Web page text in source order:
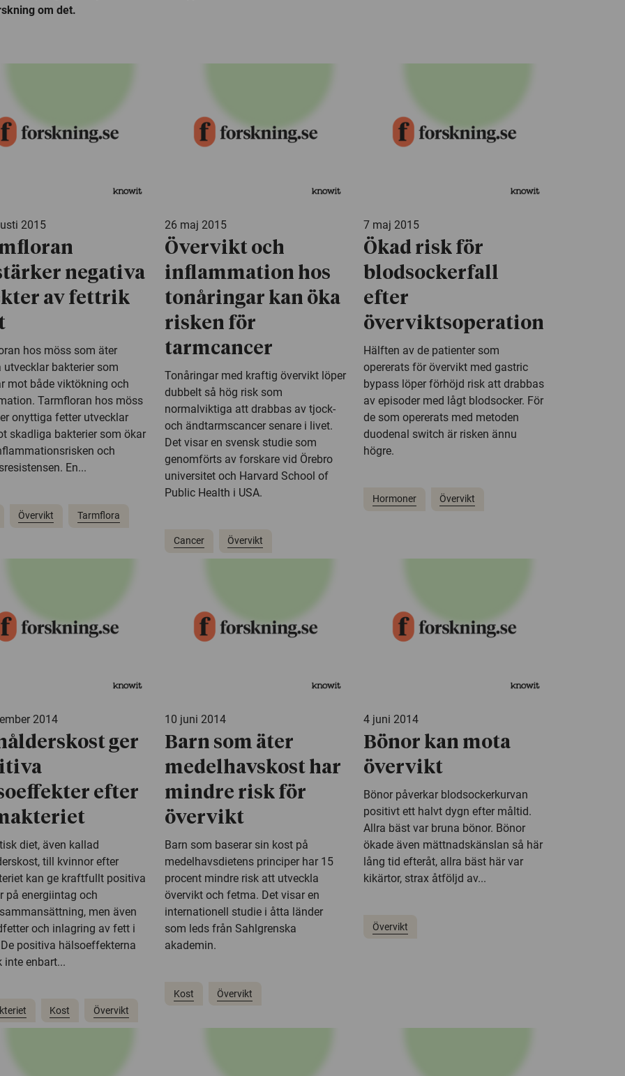
om det.
2015
negativa
av fettrik
hos möss som äter
utvecklar bakterier som
mot både viktökning och
Tarmfloran hos möss
onyttiga fetter utvecklar
skadliga bakterier som ökar
och
En...
Övervikt Tarmflora
26 maj 2015
Övervikt och
inflammation hos
tonåringar kan öka
risken för
tarmcancer
Tonåringar med kraftig övervikt löper
dubbelt så hög risk som
normalviktiga att drabbas av tjock-
och ändtarmscancer senare i livet.
Det visar en svensk studie som
genomförts av forskare vid Örebro
universitet och Harvard School of
Public Health i USA.
Cancer Övervikt
7 maj 2015
Ökad risk för
blodsockerfall
efter
överviktsoperation
Hälften av de patienter som
opererats för övervikt med gastric
bypass löper förhöjd risk att drabbas
av episoder med lågt blodsocker. För
de som opererats med metoden
duodenal switch är risken ännu
högre.
Hormoner Övervikt
2014
ger
efter
diet, även kallad
till kvinnor efter
kan ge kraftfullt positiva
på energiintag och
men även
och inlagring av fett i
De positiva hälsoeffekterna
inte enbart...
Kost Övervikt
10 juni 2014
Barn som äter
medelhavskost har
mindre risk för
övervikt
Barn som baserar sin kost på
medelhavsdietens principer har 15
procent mindre risk att utveckla
övervikt och fetma. Det visar en
internationell studie i åtta länder
som leds från Sahlgrenska
akademin.
Kost Övervikt
4 juni 2014
Bönor kan mota
övervikt
Bönor påverkar blodsockerkurvan
positivt ett halvt dygn efter måltid.
Allra bäst var bruna bönor. Bönor
ökade även mättnadskänslan så här
lång tid efteråt, allra bäst här var
kikärtor, strax åtföljd av...
Övervikt